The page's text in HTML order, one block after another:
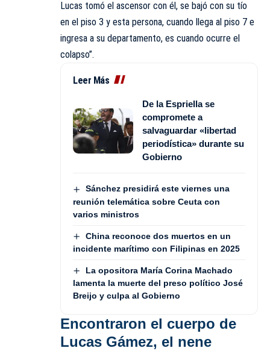
Lucas tomó el ascensor con él, se bajó con su tío
en el piso 3 y esta persona, cuando llega al piso 7 e
ingresa a su departamento, es cuando ocurre el
colapso”.
Leer Más
De la Espriella se
compromete a
salvaguardar «libertad
periodística» durante su
Gobierno
Sánchez presidirá este viernes una
reunión telemática sobre Ceuta con
varios ministros
China reconoce dos muertos en un
incidente marítimo con Filipinas en 2025
La opositora María Corina Machado
lamenta la muerte del preso político José
Breijo y culpa al Gobierno
Encontraron el cuerpo de
Lucas Gámez, el nene